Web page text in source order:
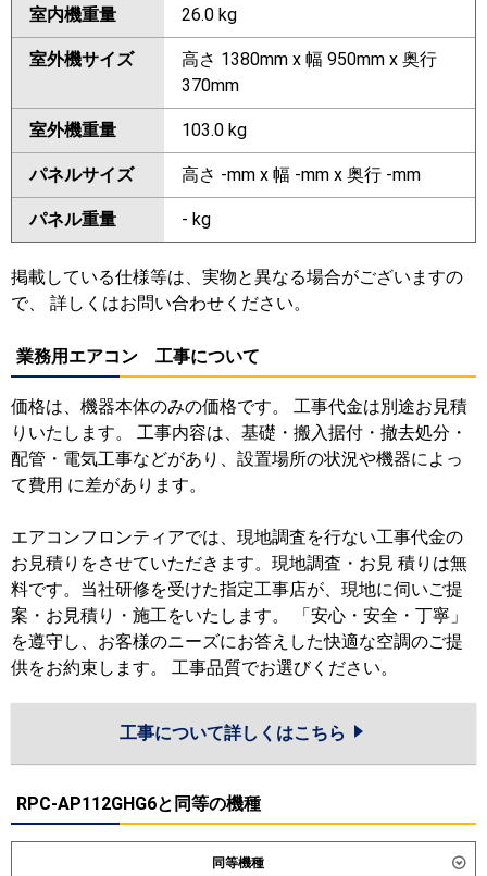
室内機重量 26.0 kg
室外機サイズ
高さ 1380mm x 幅 950mm x 奥行
370mm
室外機重量 103.0 kg
パネルサイズ 高さ -mm x 幅 -mm x 奥行 -mm
パネル重量 - kg
掲載している仕様等は、実物と異なる場合がございますの
で、 詳しくはお問い合わせください。
業務用エアコン 工事について
価格は、機器本体のみの価格です。 工事代金は別途お見積
りいたします。 工事内容は、基礎・搬入据付・撤去処分・
配管・電気工事などがあり、設置場所の状況や機器によっ
て費用 に差があります。
エアコンフロンティアでは、現地調査を行ない工事代金の
お見積りをさせていただきます。現地調査・お見 積りは無
料です。当社研修を受けた指定工事店が、現地に伺いご提
案・お見積り・施工をいたします。 「安心・安全・丁寧」
を遵守し、お客様のニーズにお答えした快適な空調のご提
供をお約束します。 工事品質でお選びください。
工事について詳しくはこちら
RPC-AP112GHG6と同等の機種
同等機種